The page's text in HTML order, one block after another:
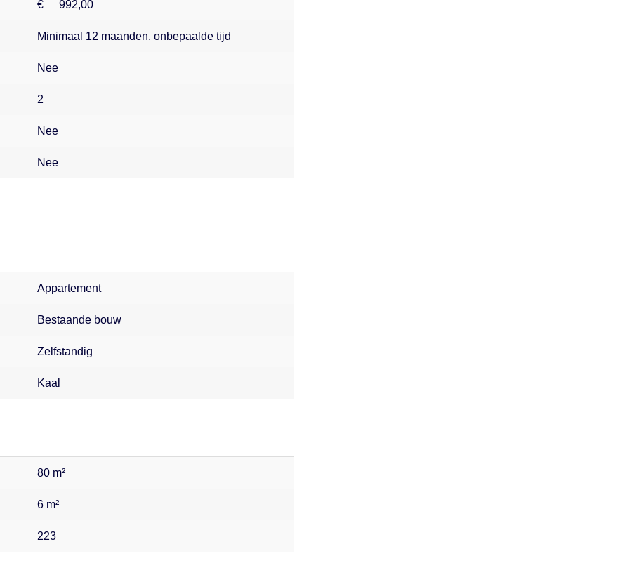
€ 992,00
Minimaal 12 maanden, onbepaalde tijd
Nee
2
Nee
Nee
Appartement
Bestaande bouw
Zelfstandig
Kaal
80 m²
6 m²
223